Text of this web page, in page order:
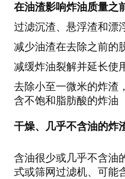
在油渣影响炸油质量之
过滤沉渣、悬浮渣和漂
减少油渣在去除之前的
减缓炸油裂解并延长使
去除小至一微米的炸渣
含不饱和脂肪酸的炸油
干燥、几乎不含油的炸
含油很少或几乎不含油
式或筛网过滤机、可能